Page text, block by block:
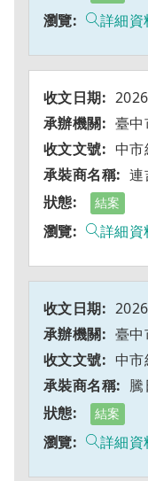
詳細資
臺
中
連
結案
詳細資
臺
中
騰
結案
詳細資